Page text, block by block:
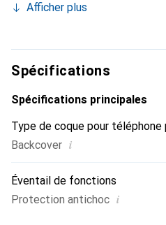
et indispensable pour votre
marque Noreve est un choix
exigeante.
Afficher plus
Spécifications
Spécifications principales
Type de coque pour
Backcover i
Éventail de fonctions
Protection antichoc i